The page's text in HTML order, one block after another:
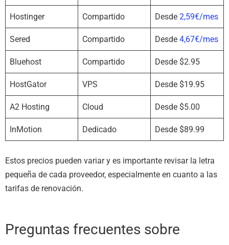
Hostinger Compartido Desde2,59€/mes
Sered Compartido Desde4,67€/mes
Bluehost Compartido Desde $2.95
HostGator VPS Desde $19.95
A2 Hosting Cloud Desde $5.00
InMotion Dedicado Desde $89.99
Estos precios pueden variar y es importante revisar la letra
pequeña de cada proveedor, especialmente en cuanto a las
tarifas de renovación.
Preguntas frecuentes sobre